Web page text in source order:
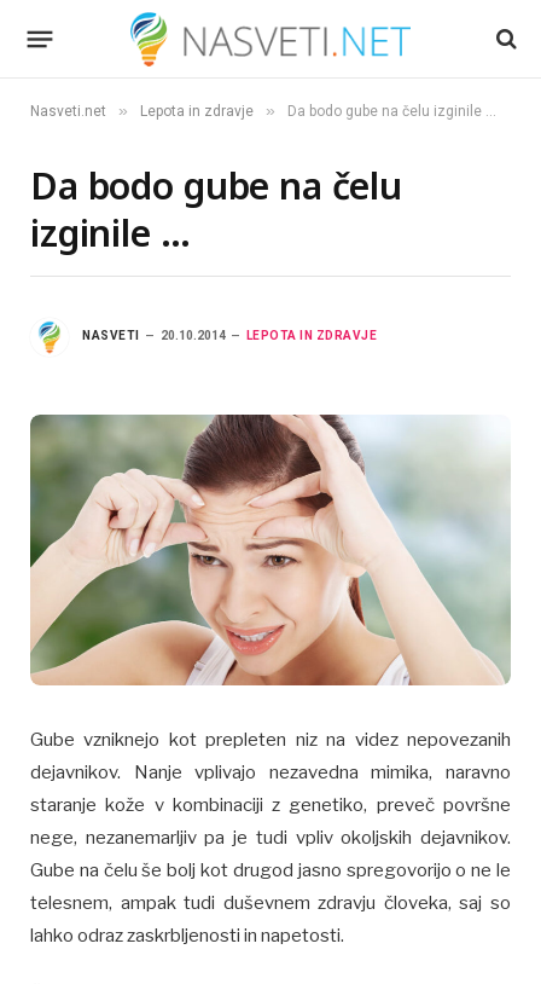
Nasveti.net » Lepota in zdravje » Da bodo gube na čelu izginile …
Da bodo gube na čelu
izginile …
NASVETI 20.10.2014 LEPOTA IN ZDRAVJE
Gube vzniknejo kot prepleten niz na videz nepovezanih
dejavnikov. Nanje vplivajo nezavedna mimika, naravno
staranje kože v kombinaciji z genetiko, preveč površne
nege, nezanemarljiv pa je tudi vpliv okoljskih dejavnikov.
Gube na čelu še bolj kot drugod jasno spregovorijo o ne le
telesnem, ampak tudi duševnem zdravju človeka, saj so
lahko odraz zaskrbljenosti in napetosti.